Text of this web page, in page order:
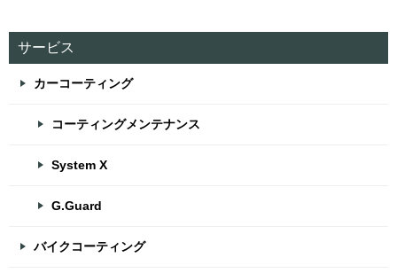
サービス
カーコーティング
コーティングメンテナンス
System X
G.Guard
バイクコーティング